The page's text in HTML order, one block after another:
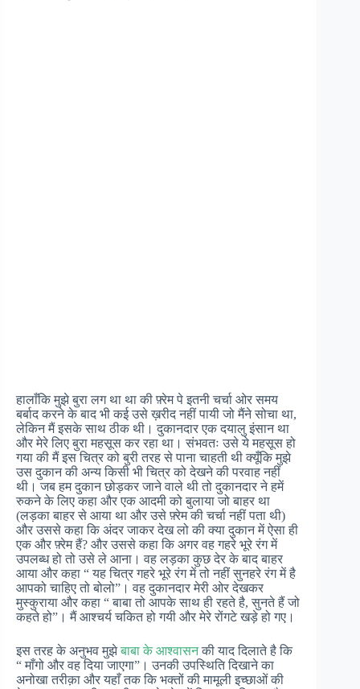
हालाँकि मुझे बुरा लग था था की फ़्रेम पे इतनी चर्चा ओर समय
बर्बाद करने के बाद भी कई उसे ख़रीद नहीं पायी जो मैंने सोचा था,
लेकिन मैं इसके साथ ठीक थी। दुकानदार एक दयालु इंसान था
और मेरे लिए बुरा महसूस कर रहा था। संभवतः उसे ये महसूस हो
गया की मैं इस चित्र को बुरी तरह से पाना चाहती थी क्यूँकि मुझे
उस दुकान की अन्य किसी भी चित्र को देखने की परवाह नहीं
थी। जब हम दुकान छोड़कर जाने वाले थी तो दुकानदार ने हमें
रुकने के लिए कहा और एक आदमी को बुलाया जो बाहर था
(लड़का बाहर से आया था और उसे फ़्रेम की चर्चा नहीं पता थी)
और उससे कहा कि अंदर जाकर देख लो की क्या दुकान में ऐसा ही
एक और फ़्रेम हैं? और उससे कहा कि अगर वह गहरे भूरे रंग में
उपलब्ध हो तो उसे ले आना। वह लड़का कुछ देर के बाद बाहर
आया और कहा “ यह चित्र गहरे भूरे रंग में तो नहीं सुनहरे रंग में है
आपको चाहिए तो बोलो”। वह दुकानदार मेरी ओर देखकर
मुस्कुराया और कहा “ बाबा तो आपके साथ ही रहते है, सुनते हैं जो
कहते हो”। मैं आश्चर्य चकित हो गयी और मेरे रोंगटे खड़े हो गए।
इस तरह के अनुभव मुझेबाबा के आश्वासनकी याद दिलाते है कि
“ माँगो और वह दिया जाएगा”। उनकी उपस्थिति दिखाने का
अनोखा तरीक़ा और यहाँ तक कि भक्तों की मामूली इच्छाओं की